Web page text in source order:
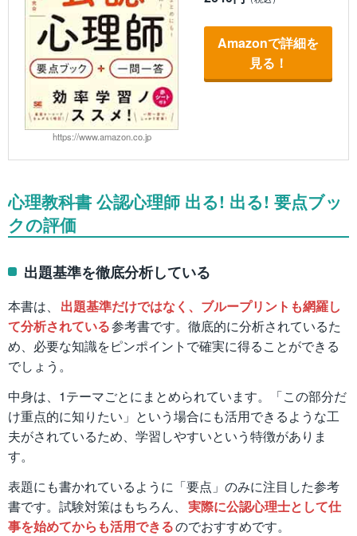
https://www.amazon.co.jp
Amazonで詳細を
見る！
心理教科書 公認心理師 出る! 出る! 要点ブッ
クの評価
出題基準を徹底分析している
本書は、
出題基準だけではなく、ブループリントも網羅し
て分析されている参考書です。徹底的に分析されているた
め、必要な知識をピンポイントで確実に得ることができる
でしょう。
中身は、1テーマごとにまとめられています。「この部分だ
け重点的に知りたい」という場合にも活用できるような工
夫がされているため、学習しやすいという特徴がありま
す。
表題にも書かれているように「要点」のみに注目した参考
書です。試験対策はもちろん、 実際に公認心理士として仕
事を始めてからも活用できるのでおすすめです。